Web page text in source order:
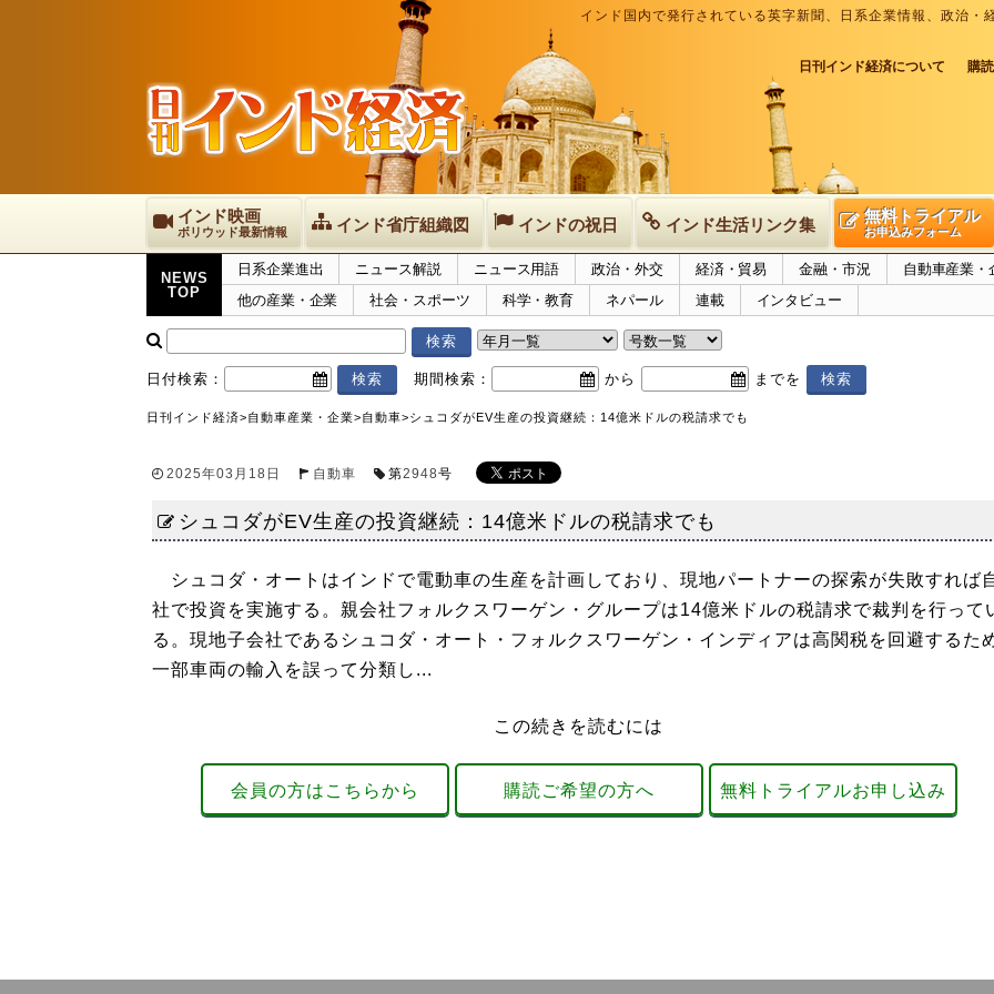
インド国内で発行されている英字新聞、日系企業情報、政治
日刊インド経済について 購
インド映画
ボリウッド最新情報 インド省庁組織図 インドの祝日 インド生活リンク集 無料トライアル
お申込みフォーム
NEWS
TOP
日系企業進出 ニュース解説 ニュース用語 政治・外交 経済・貿易 金融・市況
自動車産業・
他の産業・企業
社会・スポーツ 科学・教育 ネパール 連載 インタビュー
日付検索： 期間検索： から までを
日刊インド経済>自動車産業・企業>自動車>シュコダがEV生産の投資継続：14億米ドルの税請求でも
2025年03月18日 自動車 第2948号
シュコダがEV生産の投資継続：14億米ドルの税請求でも
シュコダ・オートはインドで電動車の生産を計画しており、現地パートナーの探索が失敗すれば
社で投資を実施する。親会社フォルクスワーゲン・グループは14億米ドルの税請求で裁判を行って
る。現地子会社であるシュコダ・オート・フォルクスワーゲン・インディアは高関税を回避するた
一部車両の輸入を誤って分類し...
この続きを読むには
会員の方はこちらから 購読ご希望の方へ 無料トライアルお申し込み